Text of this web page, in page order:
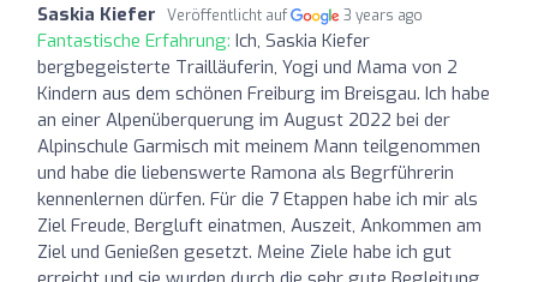
Saskia Kiefer Veröffentlicht auf 3 years ago
Fantastische Erfahrung: Ich, Saskia Kiefer
bergbegeisterte Trailläuferin, Yogi und Mama von 2
Kindern aus dem schönen Freiburg im Breisgau. Ich habe
an einer Alpenüberquerung im August 2022 bei der
Alpinschule Garmisch mit meinem Mann teilgenommen
und habe die liebenswerte Ramona als Begrführerin
kennenlernen dürfen. Für die 7 Etappen habe ich mir als
Ziel Freude, Bergluft einatmen, Auszeit, Ankommen am
Ziel und Genießen gesetzt. Meine Ziele habe ich gut